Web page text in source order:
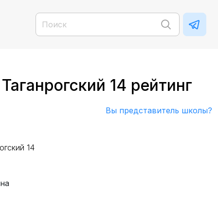
14 рейтинг
Вы представитель школы?
14